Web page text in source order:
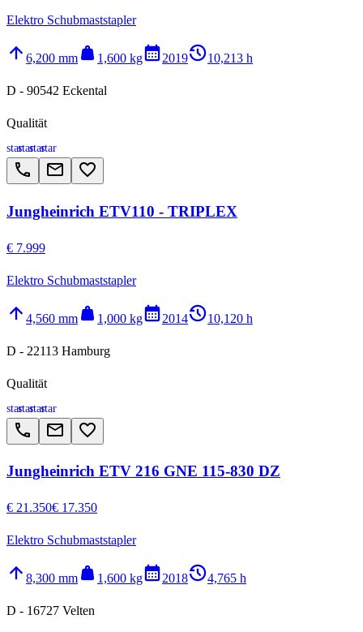
Elektro Schubmaststapler
arrow_upward 6,200 mm weight 1,600 kgcalendar_month2019history_210,213 h
D - 90542 Eckental
Qualität
starstarstarstar
call email favorite_border
Jungheinrich ETV110 - TRIPLEX
€ 7.999
Elektro Schubmaststapler
arrow_upward 4,560 mm weight 1,000 kgcalendar_month2014history_210,120 h
D - 22113 Hamburg
Qualität
starstarstarstar
call email favorite_border
Jungheinrich ETV 216 GNE 115-830 DZ
€ 21.350€ 17.350
Elektro Schubmaststapler
arrow_upward 8,300 mm weight 1,600 kgcalendar_month2018history_24,765 h
D - 16727 Velten